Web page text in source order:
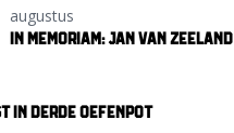
augustus
IN MEMORIAM: JAN VAN ZEELAND
IN DERDE OEFENPOT